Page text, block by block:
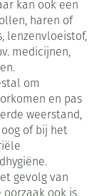
kan ook een
haren of
lenzenvloeistof,
medicijnen,
om
en pas
weerstand,
of bij het
gevolg van